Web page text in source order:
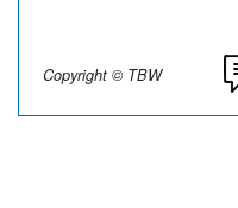
Copyright © TBW